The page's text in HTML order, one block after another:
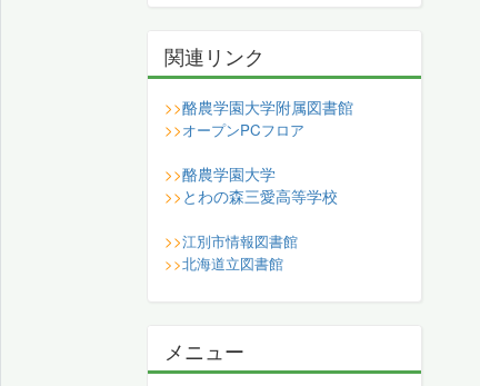
関連リンク
>>酪農学園大学附属図書館
>>オープンPCフロア
>>酪農学園大学
>> とわの森三愛高等学校
>>江別市情報図書館
>>北海道立図書館
メニュー